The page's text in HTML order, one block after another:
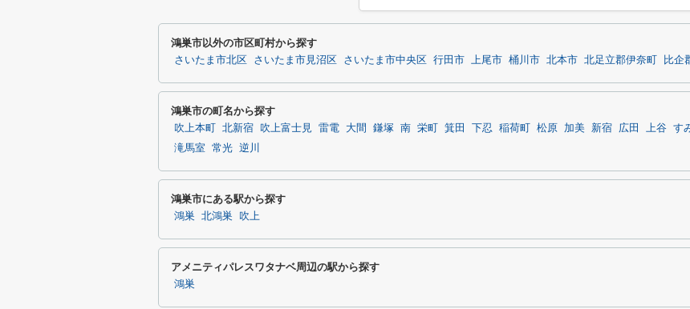
鴻巣市以外の市区町村から探す
さいたま市北区 さいたま市見沼区 さいたま市中央区 行田市 上尾市 桶川市 北本市 北足立郡伊奈町 比企
鴻巣市の町名から探す
吹上本町 北新宿 吹上富士見 雷電 大間 鎌塚 南 栄町 箕田 下忍 稲荷町 松原 加美 新宿 広田 上谷 す
滝馬室 常光 逆川
鴻巣市にある駅から探す
鴻巣 北鴻巣 吹上
アメニティパレスワタナベ周辺の駅から探す
鴻巣